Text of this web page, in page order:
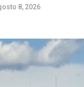
8, 2026